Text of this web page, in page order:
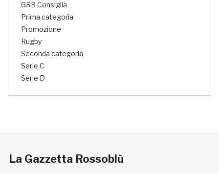
GRB Consiglia
Prima categoria
Promozione
Rugby
Seconda categoria
Serie C
Serie D
La Gazzetta Rossoblù